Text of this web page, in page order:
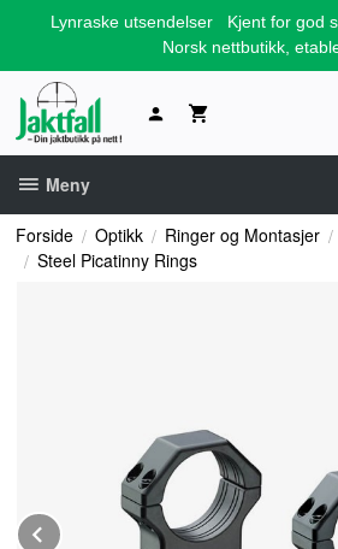
Lynraske utsendelser Kjent for god
Norsk nettbutikk,
Meny
Forside Optikk Ringer og Montasjer
Steel Picatinny Rings
Prev